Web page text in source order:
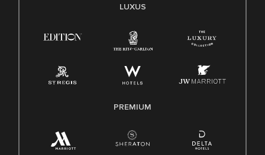
LUXUS
PREMIUM